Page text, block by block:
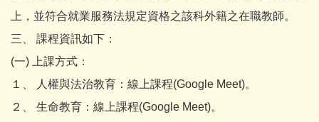
上，並符合就業服務法規定資格之該科外籍之在職教師。
三、 課程資訊如下：
(一) 上課方式：
１、 人權與法治教育：線上課程(Google Meet)。
２、 生命教育：線上課程(Google Meet)。